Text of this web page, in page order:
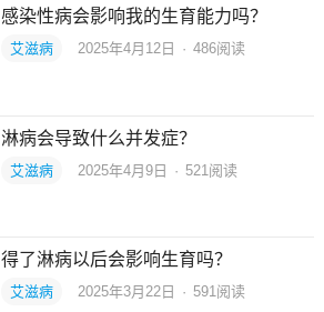
感染性病会影响我的生育能力吗？
艾滋病 2025年4月12日 · 486阅读
淋病会导致什么并发症？
艾滋病 2025年4月9日 · 521 阅读
得了淋病以后会影响生育吗？
艾滋病 2025年3月22日 · 591阅读